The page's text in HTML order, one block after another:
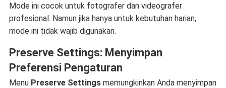
Mode ini cocok untuk fotografer dan videografer
profesional. Namun jika hanya untuk kebutuhan harian,
mode ini tidak wajib digunakan.
Preserve Settings: Menyimpan
Preferensi Pengaturan
Menu Preserve Settingsmemungkinkan Anda menyimpan